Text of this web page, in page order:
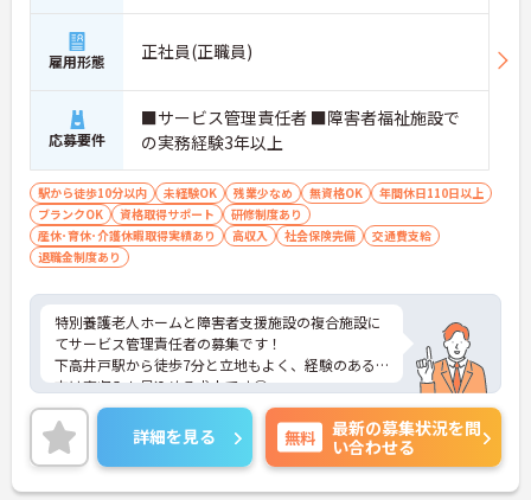
雇用形態 正社員(正職員)
応募要件
■サービス管理責任者 ■障害者福祉施設で
の実務経験3年以上
駅から徒歩10分以内 未経験OK 残業少なめ 無資格OK
年間休日110日以上
ブランクOK
資格取得サポート
研修制度あり
産休･育休･介護休暇取得実績あり
高収入 社会保険完備
交通費支給
退職金制度あり
特別養護老人ホームと障害者支援施設の複合施設に
てサービス管理責任者の募集です！
下高井戸駅から徒歩7分と立地もよく、経験のある
方は高収入も見込める求人です◎
ご興味ある方には、面接対策ポイントなど、さらに
詳細をお話しいたしますのでお気軽にご相談くださ
い！
詳細を見る 無料
最新の募集状況を問
い合わせる